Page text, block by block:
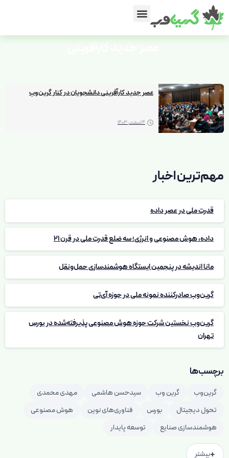
عصر جدید کارآفرینی دانشجویان در کنار گرین‌وب
4 اسفند, 1403
مهم‌ترین اخبار
قدرت ملی در عصر داده
داده، هوش مصنوعی و انرژی؛ سه ضلع قدرت ملی در قرن 21
مانا اندیشه در پنجمین ایستگاه هوشمندسازی حمل‌ونقل
گرین‌وب صادرکننده نمونه ملی در حوزه آی‌تی
گرین‌وب نخستین شرکت حوزه هوش مصنوعی پذیرفته‌شده در بورس
تهران
برچسب‌ها
گرین‌وب گرین وب سیدحسن هاشمی
مهدی محمدی
تحول دیجیتال
بورس فناوری‌های نوین
هوش مصنوعی
هوشمندسازی صنایع
توسعه پایدار
+بیشتر